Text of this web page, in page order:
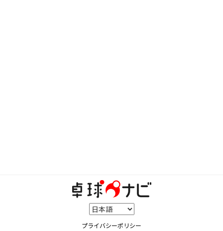
プライバシーポリシー